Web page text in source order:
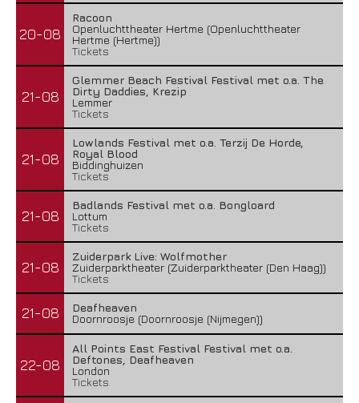
20-08
Racoon
Openluchttheater Hertme (Openluchttheater
Hertme (Hertme))
Tickets
21-08
Glemmer Beach Festival Festival met o.a. The
Dirty Daddies, Krezip
Lemmer
Tickets
21-08
Lowlands Festival met o.a. Terzij De Horde,
Royal Blood
Biddinghuizen
Tickets
21-08
Badlands Festival met o.a. Bongloard
Lottum
Tickets
21-08
Zuiderpark Live: Wolfmother
Zuiderparktheater (Zuiderparktheater (Den Haag))
Tickets
21-08
Deafheaven
Doornroosje (Doornroosje (Nijmegen))
22-08
All Points East Festival Festival met o.a.
Deftones, Deafheaven
London
Tickets